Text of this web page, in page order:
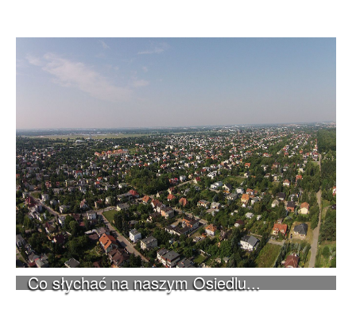
Co słychać na naszym Osiedlu...